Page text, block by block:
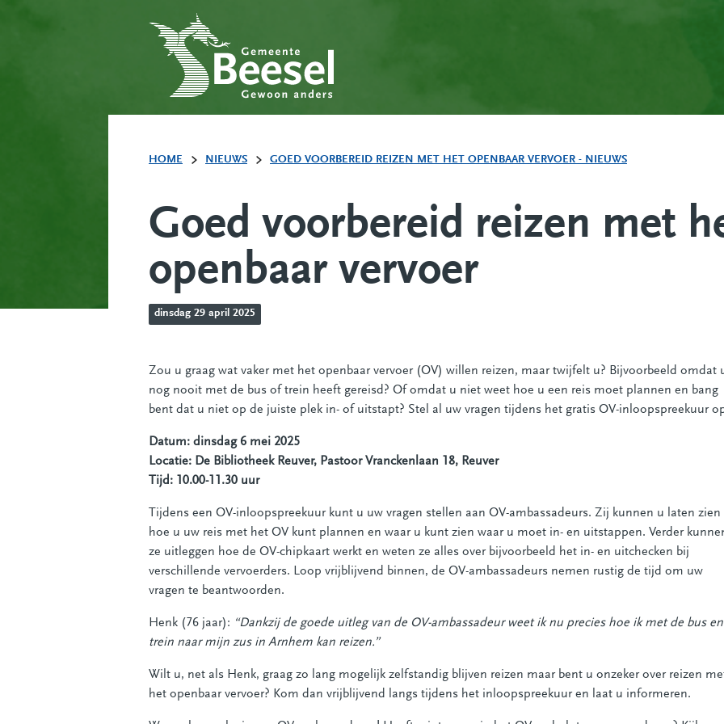
HOME NIEUWS GOED VOORBEREID REIZEN MET HET OPENBAAR VERVOER - NIEUWS
Goed voorbereid reizen met
openbaar vervoer
dinsdag 29 april 2025
Zou u graag wat vaker met het openbaar vervoer (OV) willen reizen, maar twijfelt u? Bijvoorbeeld omdat
nog nooit met de bus of trein heeft gereisd? Of omdat u niet weet hoe u een reis moet plannen en bang
bent dat u niet op de juiste plek in- of uitstapt? Stel al uw vragen tijdens het gratis OV-inloopspreekuur
Datum: dinsdag 6 mei 2025
Locatie: De Bibliotheek Reuver, Pastoor Vranckenlaan 18, Reuver
Tijd: 10.00-11.30 uur
Tijdens een OV-inloopspreekuur kunt u uw vragen stellen aan OV-ambassadeurs. Zij kunnen u laten zien
hoe u uw reis met het OV kunt plannen en waar u kunt zien waar u moet in- en uitstappen. Verder
ze uitleggen hoe de OV-chipkaart werkt en weten ze alles over bijvoorbeeld het in- en uitchecken bij
verschillende vervoerders. Loop vrijblijvend binnen, de OV-ambassadeurs nemen rustig de tijd om uw
vragen te beantwoorden.
Henk (76 jaar): “Dankzij de goede uitleg van de OV-ambassadeur weet ik nu precies hoe ik met de bus en
trein naar mijn zus in Arnhem kan reizen.”
Wilt u, net als Henk, graag zo lang mogelijk zelfstandig blijven reizen maar bent u onzeker over reizen
het openbaar vervoer? Kom dan vrijblijvend langs tijdens het inloopspreekuur en laat u informeren.